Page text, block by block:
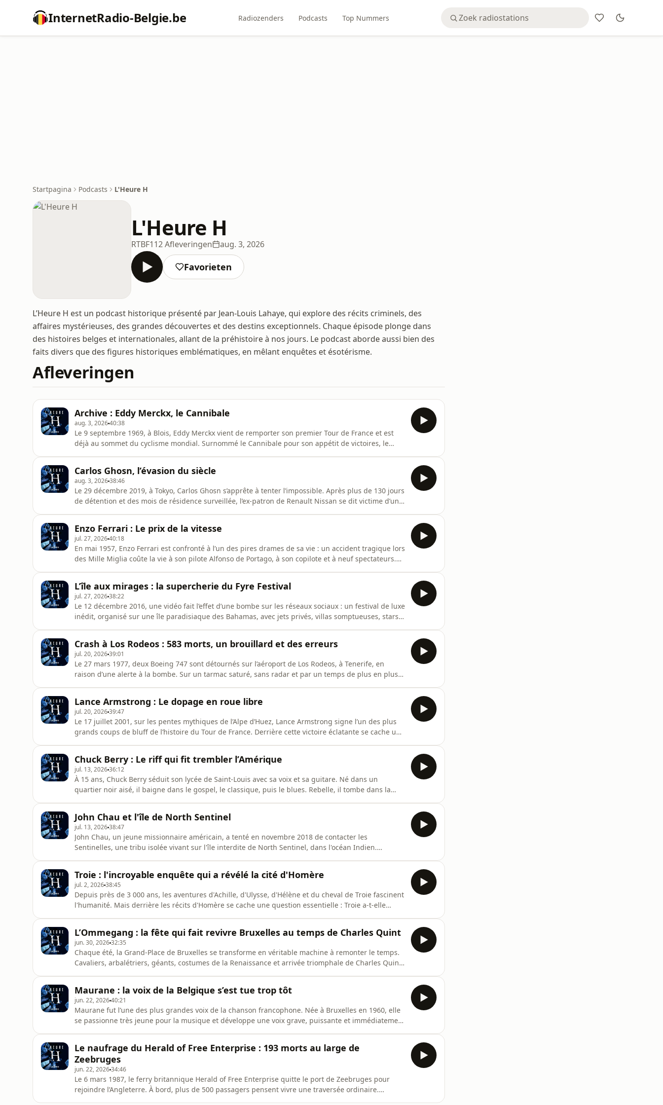
InternetRadio-Belgie.be Radiozenders Podcasts Top Nummers
Startpagina Podcasts L'Heure H
L'Heure H
RTBF112 Afleveringen aug. 3, 2026
Favorieten
L’Heure H est un podcast historique présenté par Jean-Louis Lahaye, qui explore des récits criminels, des
affaires mystérieuses, des grandes découvertes et des destins exceptionnels. Chaque épisode plonge dans
des histoires belges et internationales, allant de la préhistoire à nos jours. Le podcast aborde aussi bien des
faits divers que des figures historiques emblématiques, en mêlant enquêtes et ésotérisme.
Afleveringen
Archive : Eddy Merckx, le Cannibale
aug. 3, 202640:38
Le 9 septembre 1969, à Blois, Eddy Merckx vient de remporter son premier Tour de France et est
déjà au sommet du cyclisme mondial. Surnommé le Cannibale pour son appétit de victoires, le
Wambst dans l’a
Carlos Ghosn, l’évasion du siècle
aug. 3, 202638:46
Le 29 décembre 2019, à Tokyo, Carlos Ghosn s’apprête à tenter l’impossible. Après plus de 130 jours
de détention et des mois de résidence surveillée, l’ex-patron de Renault Nissan se dit victime d’un
visage, il q
Enzo Ferrari : Le prix de la vitesse
jul. 27, 202640:18
En mai 1957, Enzo Ferrari est confronté à l’un des pires drames de sa vie : un accident tragique lors
des Mille Miglia coûte la vie à son pilote Alfonso de Portago, à son copilote et à neuf spectateurs.
mar
L’île aux mirages : la supercherie du Fyre Festival
jul. 27, 202638:22
Le 12 décembre 2016, une vidéo fait l’effet d’une bombe sur les réseaux sociaux : un festival de luxe
inédit, organisé sur une île paradisiaque des Bahamas, avec jets privés, villas somptueuses, stars
enti
Crash à Los Rodeos : 583 morts, un brouillard et des erreurs
jul. 20, 202639:01
Le 27 mars 1977, deux Boeing 747 sont détournés sur l’aéroport de Los Rodeos, à Tenerife, en
raison d’une alerte à la bombe. Sur un tarmac saturé, sans radar et par un temps de plus en plus
provoquer l’inimaginabl
Lance Armstrong : Le dopage en roue libre
jul. 20, 202639:47
Le 17 juillet 2001, sur les pentes mythiques de l’Alpe d’Huez, Lance Armstrong signe l’un des plus
grands coups de bluff de l’histoire du Tour de France. Derrière cette victoire éclatante se cache une
manipulat
Chuck Berry : Le riff qui fit trembler l’Amérique
jul. 13, 202636:12
À 15 ans, Chuck Berry séduit son lycée de Saint-Louis avec sa voix et sa guitare. Né dans un
quartier noir aisé, il baigne dans le gospel, le classique, puis le blues. Rebelle, il tombe dans la
Maybellene devien
John Chau et l'île de North Sentinel
jul. 13, 202638:47
John Chau, un jeune missionnaire américain, a tenté en novembre 2018 de contacter les
Sentinelles, une tribu isolée vivant sur l'île interdite de North Sentinel, dans l'océan Indien.
dangereuses, il est tué par le
Troie : l'incroyable enquête qui a révélé la cité d'Homère
jul. 2, 202638:45
Depuis près de 3 000 ans, les aventures d'Achille, d'Ulysse, d'Hélène et du cheval de Troie fascinent
l'humanité. Mais derrière les récits d'Homère se cache une question essentielle : Troie a-t-elle
poèmes antiques d
L’Ommegang : la fête qui fait revivre Bruxelles au temps de Charles Quint
jun. 30, 202632:35
Chaque été, la Grand-Place de Bruxelles se transforme en véritable machine à remonter le temps.
Cavaliers, arbalétriers, géants, costumes de la Renaissance et arrivée triomphale de Charles Quint
Vierge, l’Ommegang
Maurane : la voix de la Belgique s’est tue trop tôt
jun. 22, 202640:21
Maurane fut l’une des plus grandes voix de la chanson francophone. Née à Bruxelles en 1960, elle
se passionne très jeune pour la musique et développe une voix grave, puissante et immédiatement
entière et profondé
Le naufrage du Herald of Free Enterprise : 193 morts au large de
Zeebruges
jun. 22, 202634:46
Le 6 mars 1987, le ferry britannique Herald of Free Enterprise quitte le port de Zeebruges pour
rejoindre l’Angleterre. À bord, plus de 500 passagers pensent vivre une traversée ordinaire.